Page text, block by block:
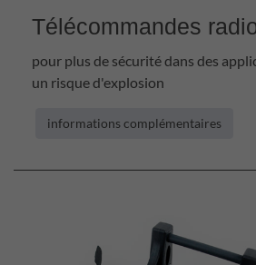
Télécommandes
pour plus de sécurité dans des
un risque d'explosion
informations complémentaires